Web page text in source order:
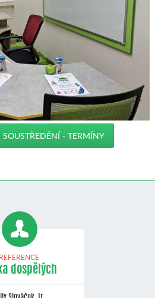
SOUSTŘEDĚNÍ - TERMÍNY
REFERENCE
dospělých